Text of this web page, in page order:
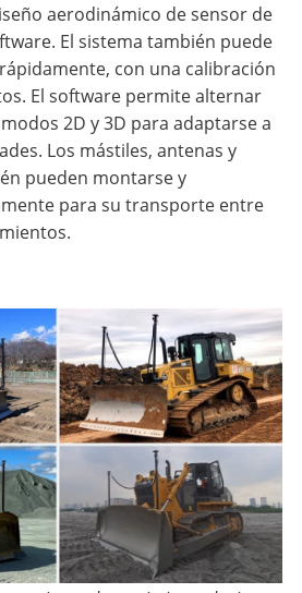
aerodinámico de sensor de
El sistema también puede
con una calibración
El software permite alternar
2D y 3D para adaptarse a
Los mástiles, antenas y
pueden montarse y
para su transporte entre